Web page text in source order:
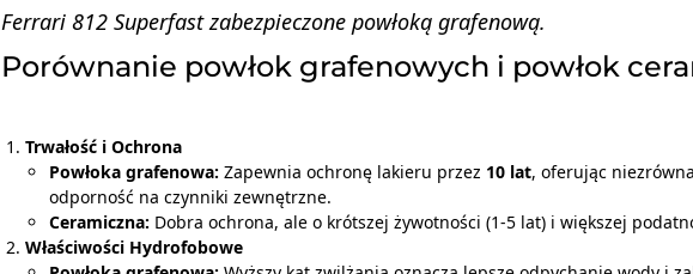
Ferrari 812 Superfast zabezpieczone powłoką grafenową.
Porównanie powłok grafenowych i powłok
Trwałość i Ochrona
Powłoka grafenowa: Zapewnia ochronę lakieru przez 10 lat, oferując
odporność na czynniki zewnętrzne.
Ceramiczna: Dobra ochrona, ale o krótszej żywotności (1-5 lat) i większej
Właściwości Hydrofobowe